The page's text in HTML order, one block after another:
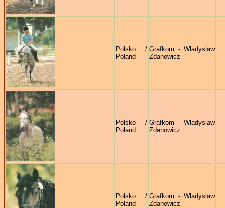
Polsko /
Poland
Grafkom - Wladyslaw
Zdanowicz
Polsko /
Poland
Grafkom - Wladyslaw
Zdanowicz
Polsko /
Poland
Grafkom - Wladyslaw
Zdanowicz